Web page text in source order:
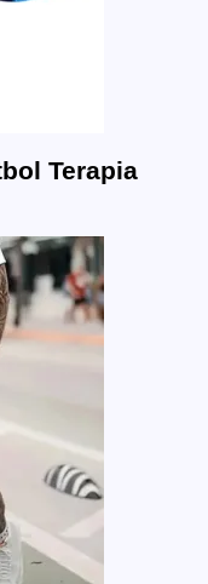
Terapia